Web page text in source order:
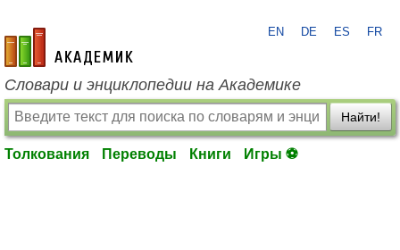
academic.ru
EN DE ES FR
Словари и энциклопедии на Академике
Найти!
Толкования Переводы Книги Игры ⚽